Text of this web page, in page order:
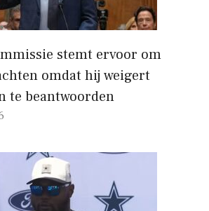
stemt ervoor om
omdat hij weigert
te beantwoorden